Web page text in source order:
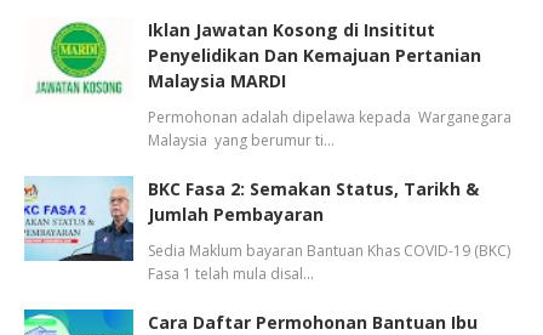
Iklan Jawatan Kosong di Insititut
Penyelidikan Dan Kemajuan Pertanian
Malaysia MARDI
Permohonan adalah dipelawa kepada Warganegara
Malaysia yang berumur ti…
BKC Fasa 2: Semakan Status, Tarikh &
Jumlah Pembayaran
Sedia Maklum bayaran Bantuan Khas COVID-19 (BKC)
Fasa 1 telah mula disal…
Cara Daftar Permohonan Bantuan Ibu